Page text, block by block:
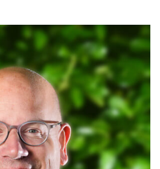
Lankhuizen
06 551 184 60
opnemen